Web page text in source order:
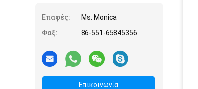
Επαφές:
Ms. Monica
Φαξ:
86-551-65845356
Επικοινωνία